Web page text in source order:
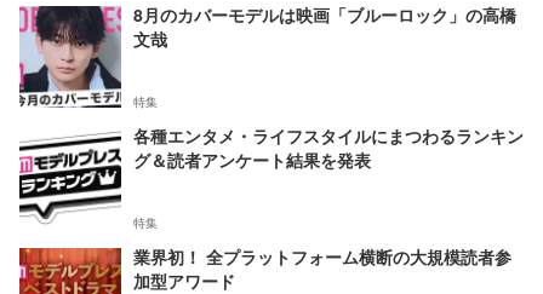
8月のカバーモデルは映画「ブルーロック」の高橋
文哉
特集
各種エンタメ・ライフスタイルにまつわるランキン
グ＆読者アンケート結果を発表
特集
業界初！ 全プラットフォーム横断の大規模読者参
加型アワード